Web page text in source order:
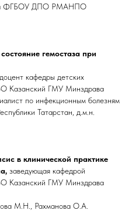
ФГБОУ ДПО РМАНПО
гемостаза при
доцент кафедры детских
Казанский ГМУ Минздрава
по инфекционным болезням
Татарстан, д.м.н.
в клинической практике
заведующая кафедрой
Казанский ГМУ Минздрава
М.Н., Рахманова О.А.